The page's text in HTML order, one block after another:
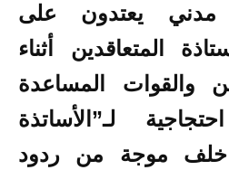
يعتدون على
المتعاقدين
أثناء
والقوات المساعدة
لـ”الأساتذة
خلف موجة من ردود